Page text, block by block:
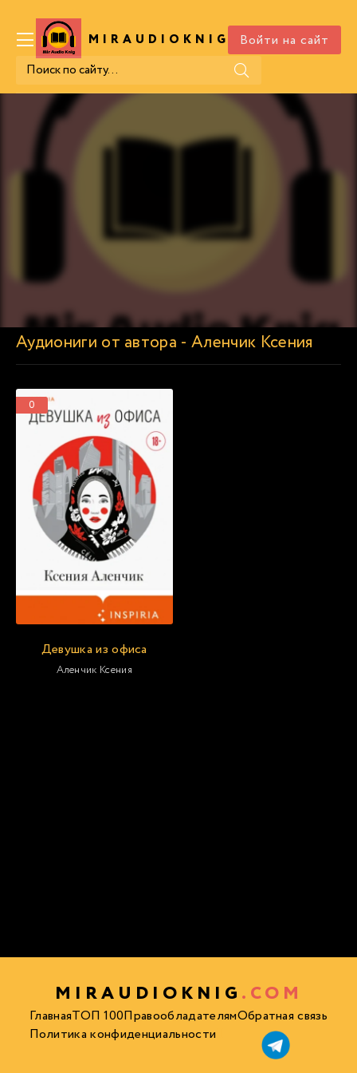
MIRAUDIOKNIG .COM
Войти на сайт
Аудиониги от автора - Аленчик Ксения
0
Девушка из офиса
Аленчик Ксения
MIRAUDIOKNIG .COM
ГлавнаяТОП 100ПравообладателямОбратная связь
Политика конфиденциальности